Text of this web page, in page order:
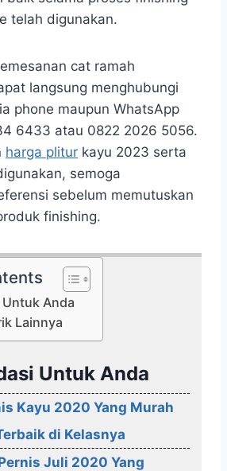
telah digunakan.
cat ramah
langsung menghubungi
phone maupun WhatsApp
6433 atau 0822 2026 5056.
harga plitur kayu 2023 serta
semoga
sebelum memutuskan
finishing.
Anda
Lainnya
Untuk Anda
Kayu 2020 Yang Murah
di Kelasnya
Juli 2020 Yang